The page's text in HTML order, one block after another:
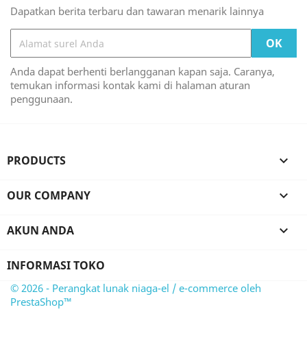
Dapatkan berita terbaru dan tawaran menarik lainnya
Anda dapat berhenti berlangganan kapan saja. Caranya,
temukan informasi kontak kami di halaman aturan
penggunaan.
PRODUCTS 
OUR COMPANY 
AKUN ANDA 
INFORMASI TOKO
© 2026 - Perangkat lunak niaga-el / e-commerce oleh
PrestaShop™